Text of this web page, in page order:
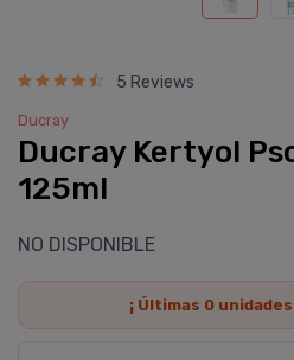
5 Reviews
Ducray
Ducray Kertyol
125ml
NO DISPONIBLE
¡ Últimas 0